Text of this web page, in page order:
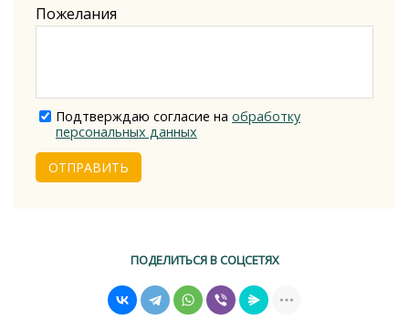
Пожелания
Подтверждаю согласие на обработку
персональных данных
ОТПРАВИТЬ
ПОДЕЛИТЬСЯ В СОЦСЕТЯХ